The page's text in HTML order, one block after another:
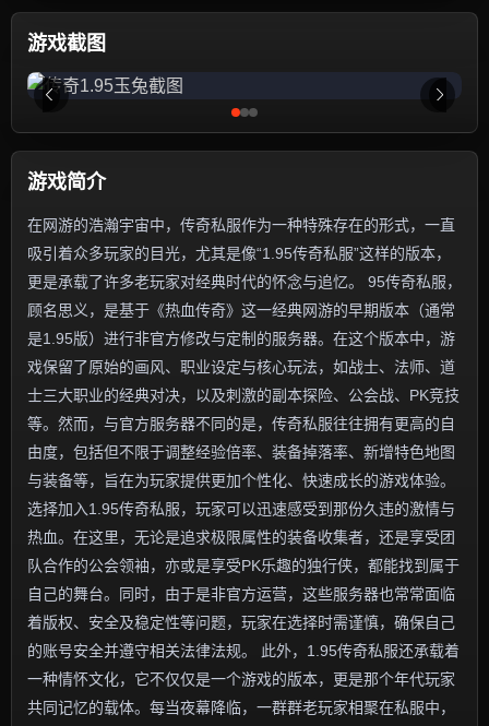
游戏截图
游戏简介
在网游的浩瀚宇宙中，传奇私服作为一种特殊存在的形式，一直
吸引着众多玩家的目光，尤其是像“1.95传奇私服”这样的版本，
更是承载了许多老玩家对经典时代的怀念与追忆。 95传奇私服，
顾名思义，是基于《热血传奇》这一经典网游的早期版本（通常
是1.95版）进行非官方修改与定制的服务器。在这个版本中，游
戏保留了原始的画风、职业设定与核心玩法，如战士、法师、道
士三大职业的经典对决，以及刺激的副本探险、公会战、PK竞技
等。然而，与官方服务器不同的是，传奇私服往往拥有更高的自
由度，包括但不限于调整经验倍率、装备掉落率、新增特色地图
与装备等，旨在为玩家提供更加个性化、快速成长的游戏体验。
选择加入1.95传奇私服，玩家可以迅速感受到那份久违的激情与
热血。在这里，无论是追求极限属性的装备收集者，还是享受团
队合作的公会领袖，亦或是享受PK乐趣的独行侠，都能找到属于
自己的舞台。同时，由于是非官方运营，这些服务器也常常面临
着版权、安全及稳定性等问题，玩家在选择时需谨慎，确保自己
的账号安全并遵守相关法律法规。 此外，1.95传奇私服还承载着
一种情怀文化，它不仅仅是一个游戏的版本，更是那个年代玩家
共同记忆的载体。每当夜幕降临，一群群老玩家相聚在私服中，